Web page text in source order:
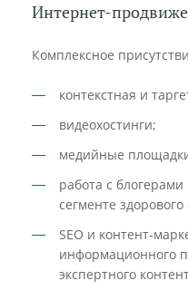
Интернет-
Комплексное
контекстная и
видеохостинги;
медийные
работа с
сегменте
SEO и контент-
информационного
экспертного